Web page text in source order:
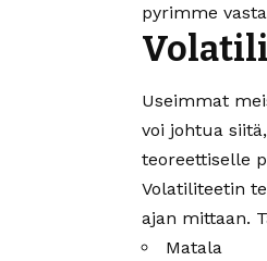
pyrimme
Useimmat
voi johtua
teoreettiselle
Volatiliteetin
ajan mittaan.
Matala